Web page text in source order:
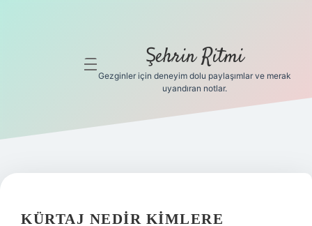
Gizlilik
Hakkımızda
menüyü
Şehrin Ritmi
Gezginler için deneyim dolu paylaşımlar ve merak
uyandıran notlar.
KÜRTAJ NEDIR KIMLERE